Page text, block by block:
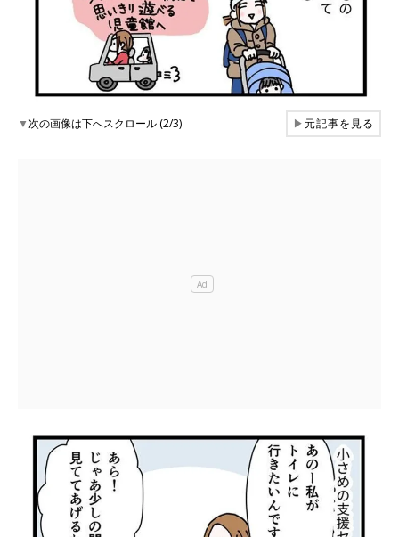
▼次の画像は下へスクロール (2/3) ▶元記事を見る